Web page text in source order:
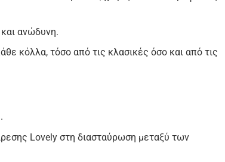
και ανώδυνη.
κόλλα, τόσο από τις κλασικές όσο και από τις
Lovely στη διασταύρωση μεταξύ των